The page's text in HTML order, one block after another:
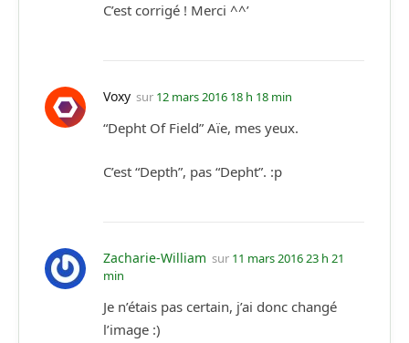
C’est corrigé ! Merci ^^’
Voxy sur 12 mars 2016 18 h 18 min
“Depht Of Field” Aïe, mes yeux.
C’est “Depth”, pas “Depht”. :p
Zacharie-William sur 11 mars 2016 23 h 21
min
Je n’étais pas certain, j’ai donc changé
l’image :)